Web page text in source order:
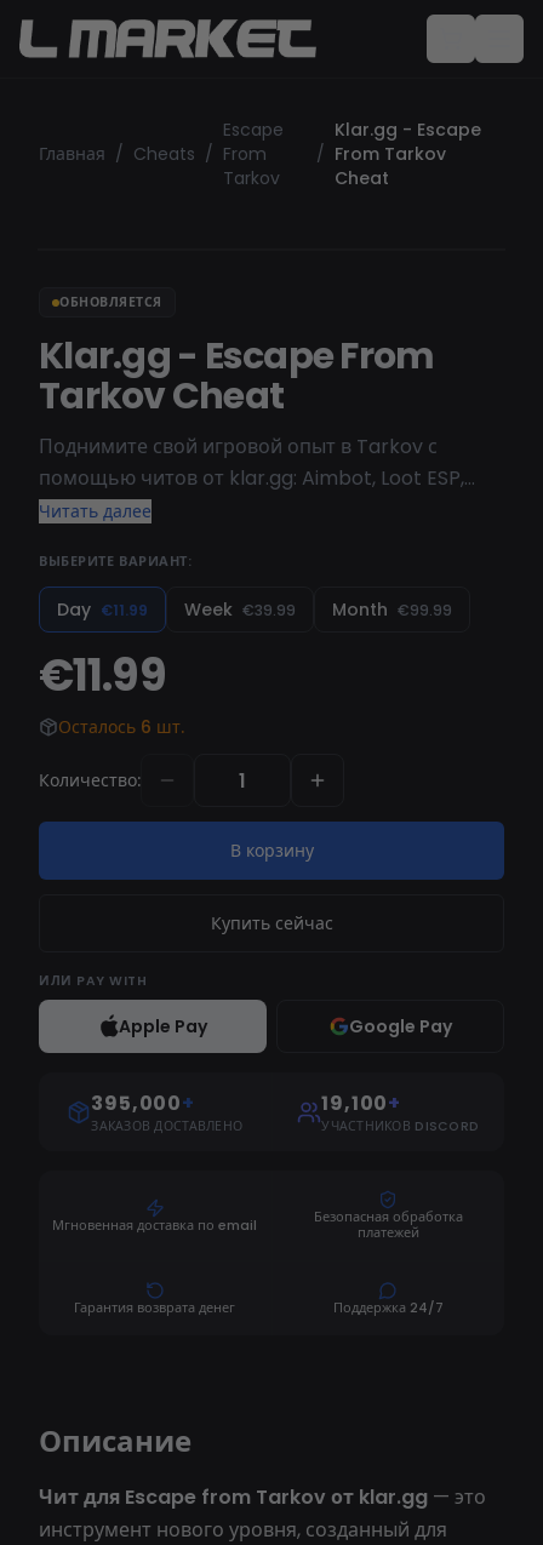
Главная / Cheats /
Escape
From
Tarkov
/
Klar.gg - Escape
From Tarkov
Cheat
ОБНОВЛЯЕТСЯ
Klar.gg - Escape From
Tarkov Cheat
Поднимите свой игровой опыт в Tarkov с
помощью читов от klar.gg: Aimbot, Loot ESP,
настраиваемая визуализация и хаки движения.
Список функций
Читать далее
ВЫБЕРИТЕ ВАРИАНТ:
Day €11.99 Week €39.99 Month €99.99
€11.99
Осталось 6 шт.
Количество:
В корзину
Купить сейчас
ИЛИ PAY WITH
Apple Pay Google Pay
395,000+
ЗАКАЗОВ ДОСТАВЛЕНО
19,100+
УЧАСТНИКОВ DISCORD
Мгновенная доставка по email
Безопасная обработка
платежей
Гарантия возврата денег Поддержка 24/7
Описание
Чит для Escape from Tarkov от klar.gg — это
инструмент нового уровня, созданный для